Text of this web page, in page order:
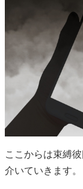
ここからは束縛
介いていきます。